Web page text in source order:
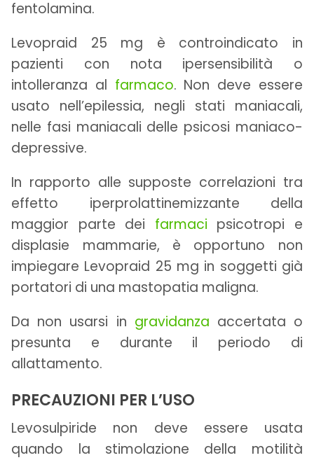
fentolamina.
Levopraid 25 mg è controindicato in
pazienti con nota ipersensibilità o
intolleranza al farmaco. Non deve essere
usato nell’epilessia, negli stati maniacali,
nelle fasi maniacali delle psicosi maniaco-
depressive.
In rapporto alle supposte correlazioni tra
effetto iperprolattinemizzante della
maggior parte dei farmaci psicotropi e
displasie mammarie, è opportuno non
impiegare Levopraid 25 mg in soggetti già
portatori di una mastopatia maligna.
Da non usarsi in gravidanza accertata o
presunta e durante il periodo di
allattamento.
PRECAUZIONI PER L’USO
Levosulpiride non deve essere usata
quando la stimolazione della motilità